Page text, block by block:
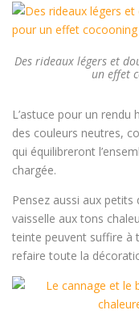
Des rideaux légers et
un effet
L’astuce pour un rendu
des couleurs neutres,
qui équilibreront
chargée.
Pensez aussi aux
vaisselle aux tons
teinte peuvent suffire à
refaire toute la